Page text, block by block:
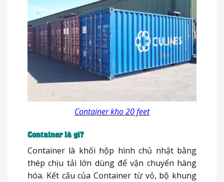
Container kho 20 feet
Container là gì?
Container là khối hộp hình chủ nhật bằng
thép chịu tải lớn dùng để vận chuyển hàng
hóa. Kết cấu của Container từ vỏ, bộ khung